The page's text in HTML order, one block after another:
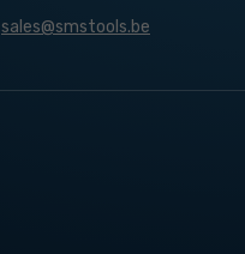
sales@smstools.be